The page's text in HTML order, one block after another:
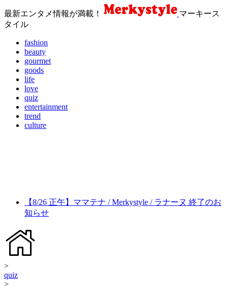
最新エンタメ情報が満載！
マーキース
タイル
fashion
beauty
gourmet
goods
life
love
quiz
entertainment
trend
culture
【8/26 正午】ママテナ / Merkystyle / ラナーヌ 終了のお
知らせ
>
quiz
>